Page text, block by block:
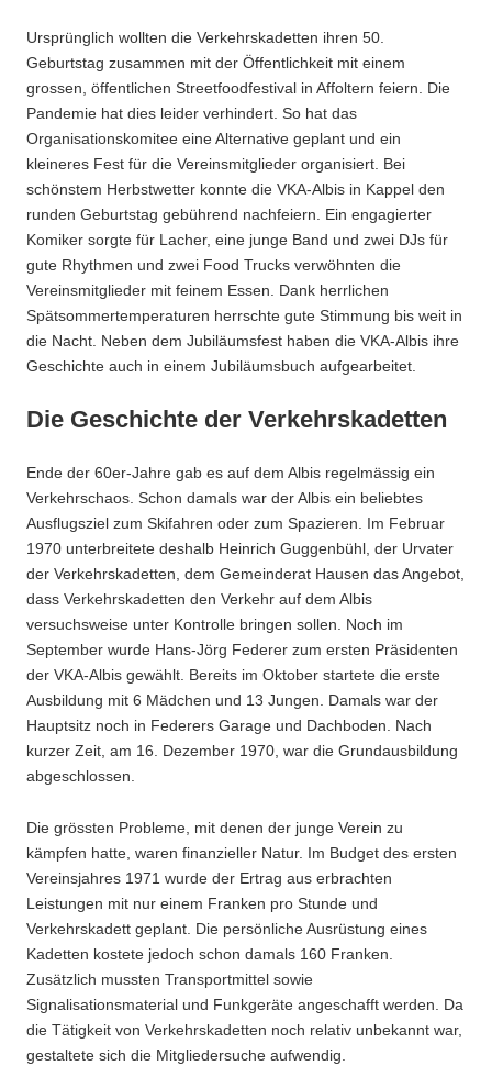
Ursprünglich wollten die Verkehrskadetten ihren 50.
Geburtstag zusammen mit der Öffentlichkeit mit einem
grossen, öffentlichen Streetfoodfestival in Affoltern feiern. Die
Pandemie hat dies leider verhindert. So hat das
Organisationskomitee eine Alternative geplant und ein
kleineres Fest für die Vereinsmitglieder organisiert. Bei
schönstem Herbstwetter konnte die VKA-Albis in Kappel den
runden Geburtstag gebührend nachfeiern. Ein engagierter
Komiker sorgte für Lacher, eine junge Band und zwei DJs für
gute Rhythmen und zwei Food Trucks verwöhnten die
Vereinsmitglieder mit feinem Essen. Dank herrlichen
Spätsommertemperaturen herrschte gute Stimmung bis weit in
die Nacht. Neben dem Jubiläumsfest haben die VKA-Albis ihre
Geschichte auch in einem Jubiläumsbuch aufgearbeitet.
Die Geschichte der Verkehrskadetten
Ende der 60er-Jahre gab es auf dem Albis regelmässig ein
Verkehrschaos. Schon damals war der Albis ein beliebtes
Ausflugsziel zum Skifahren oder zum Spazieren. Im Februar
1970 unterbreitete deshalb Heinrich Guggenbühl, der Urvater
der Verkehrskadetten, dem Gemeinderat Hausen das Angebot,
dass Verkehrskadetten den Verkehr auf dem Albis
versuchsweise unter Kontrolle bringen sollen. Noch im
September wurde Hans-Jörg Federer zum ersten Präsidenten
der VKA-Albis gewählt. Bereits im Oktober startete die erste
Ausbildung mit 6 Mädchen und 13 Jungen. Damals war der
Hauptsitz noch in Federers Garage und Dachboden. Nach
kurzer Zeit, am 16. Dezember 1970, war die Grundausbildung
abgeschlossen.
Die grössten Probleme, mit denen der junge Verein zu
kämpfen hatte, waren finanzieller Natur. Im Budget des ersten
Vereinsjahres 1971 wurde der Ertrag aus erbrachten
Leistungen mit nur einem Franken pro Stunde und
Verkehrskadett geplant. Die persönliche Ausrüstung eines
Kadetten kostete jedoch schon damals 160 Franken.
Zusätzlich mussten Transportmittel sowie
Signalisationsmaterial und Funkgeräte angeschafft werden. Da
die Tätigkeit von Verkehrskadetten noch relativ unbekannt war,
gestaltete sich die Mitgliedersuche aufwendig.